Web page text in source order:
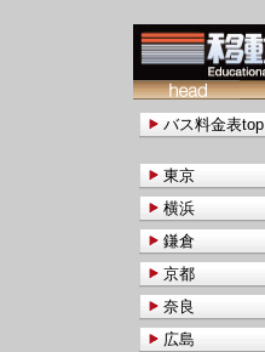
バス料金表top
東京
横浜
鎌倉
京都
奈良
広島